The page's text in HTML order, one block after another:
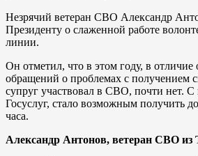
Незрячий ветеран СВО Александр
Президенту о слаженной работе
линии.
Он отметил, что в этом году, в отличие
обращений о проблемах с получением
супруг участвовал в СВО, почти нет.
Госуслуг, стало возможным получить
часа.
Александр Антонов, ветеран СВО из